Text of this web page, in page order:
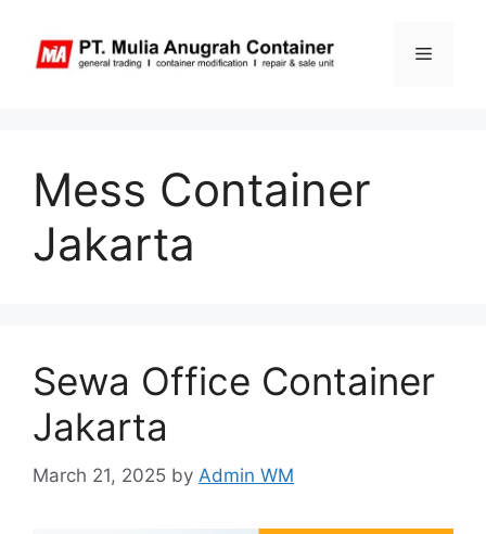
content
Menu
Mess Container
Jakarta
Sewa Office Container
Jakarta
March 21, 2025 by Admin WM